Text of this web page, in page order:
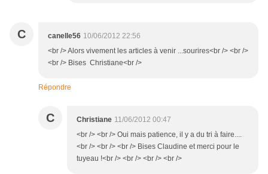
C canelle56 10/06/2012 22:56
<br /> Alors vivement les articles à venir ...sourires<br /> <br />
<br /> Bises Christiane<br />
Répondre
C Christiane 11/06/2012 00:47
<br /> <br /> Oui mais patience, il y a du tri à faire....
<br /> <br /> <br /> Bises Claudine et merci pour le
tuyeau !<br /> <br /> <br /> <br />